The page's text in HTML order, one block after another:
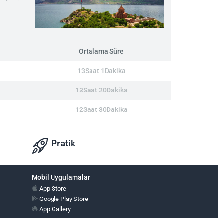
Ortalama Süre
13Saat 1Dakika
13Saat 20Dakika
12Saat 30Dakika
Pratik
Mobil Uygulamalar
App Store
Google Play Store
App Gallery